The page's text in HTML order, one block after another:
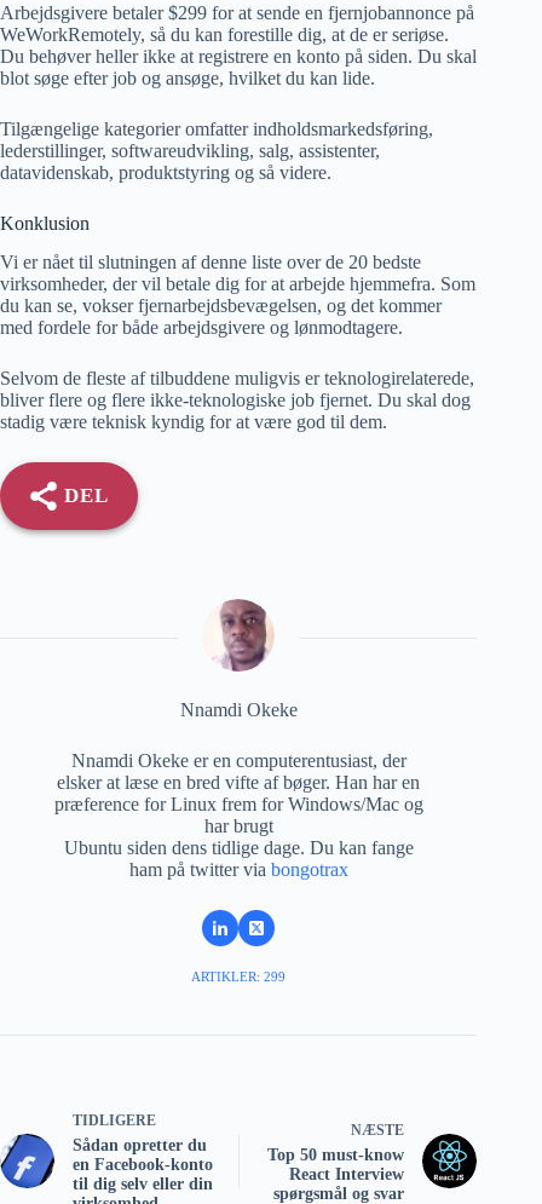
Arbejdsgivere betaler $299 for at sende en fjernjobannonce på
WeWorkRemotely, så du kan forestille dig, at de er seriøse.
Du behøver heller ikke at registrere en konto på siden. Du skal
blot søge efter job og ansøge, hvilket du kan lide.
Tilgængelige kategorier omfatter indholdsmarkedsføring,
lederstillinger, softwareudvikling, salg, assistenter,
datavidenskab, produktstyring og så videre.
Konklusion
Vi er nået til slutningen af ​​denne liste over de 20 bedste
virksomheder, der vil betale dig for at arbejde hjemmefra. Som
du kan se, vokser fjernarbejdsbevægelsen, og det kommer
med fordele for både arbejdsgivere og lønmodtagere.
Selvom de fleste af tilbuddene muligvis er teknologirelaterede,
bliver flere og flere ikke-teknologiske job fjernet. Du skal dog
stadig være teknisk kyndig for at være god til dem.
DEL
Nnamdi Okeke
Nnamdi Okeke er en computerentusiast, der
elsker at læse en bred vifte af bøger. Han har en
præference for Linux frem for Windows/Mac og
har brugt
Ubuntu siden dens tidlige dage. Du kan fange
ham på twitter via bongotrax
ARTIKLER: 299
TIDLIGERE
Sådan opretter du
en Facebook-konto
til dig selv eller din
NÆSTE
Top 50 must-know
React Interview
spørgsmål og svar